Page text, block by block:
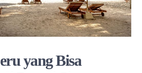
yang Bisa